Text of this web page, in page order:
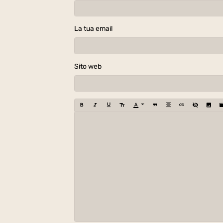
La tua email
Sito web